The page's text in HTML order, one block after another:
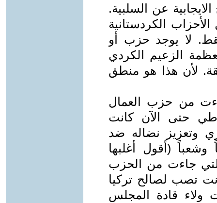
عن السلبية.
الكردستانية
لا يوجد حزب أو
الزعيم الكردي
لأن هذا هو منطق
من حزب العمال
حتى الآن كانت
وتعزيز نضاله ضد
(أقول أغلبها
جاءت من الحزب
تصب لصالح تركيا
ولاء قادة المجلس